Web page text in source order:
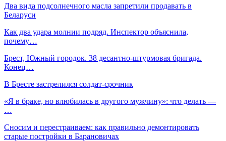
Два вида подсолнечного масла запретили продавать в
Беларуси
Как два удара молнии подряд. Инспектор объяснила,
почему…
Брест, Южный городок. 38 десантно-штурмовая бригада.
Конец…
В Бресте застрелился солдат-срочник
«Я в браке, но влюбилась в другого мужчину»: что делать —
…
Сносим и перестраиваем: как правильно демонтировать
старые постройки в Барановичах